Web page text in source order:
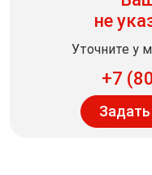
не
Уточните у
+7